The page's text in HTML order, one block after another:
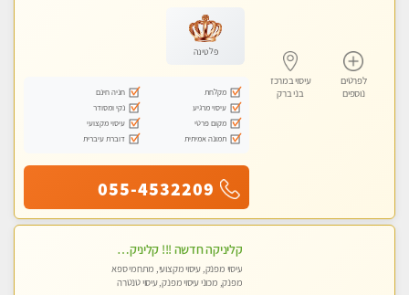
לפרטים
נוספים
עיסוי במרכז
בני ברק
פלטינה
מקלחת
חניה חינם
עיסוי מרגיע
נקי ומסודר
מקום פרטי
עיסוי מקצועי
תמונה אמיתית
דוברת עיברית
055-4532209
קליניקה חדשה !!! קליניקה פרטית ואיכותית במיוחד בהרצליה
עיסוי מפנק, עיסוי מקצועי, מתחמי ספא
מפנק, מכוני עיסוי מפנק, עיסוי טנטרה